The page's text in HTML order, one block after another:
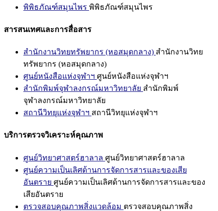
พิพิธภัณฑ์สมุนไพร พิพิธภัณฑ์สมุนไพร
สารสนเทศและการสื่อสาร
สำนักงานวิทยทรัพยากร (หอสมุดกลาง) สำนักงานวิทย
ทรัพยากร (หอสมุดกลาง)
ศูนย์หนังสือแห่งจุฬาฯ ศูนย์หนังสือแห่งจุฬาฯ
สำนักพิมพ์จุฬาลงกรณ์มหาวิทยาลัย สำนักพิมพ์
จุฬาลงกรณ์มหาวิทยาลัย
สถานีวิทยุแห่งจุฬาฯ สถานีวิทยุแห่งจุฬาฯ
บริการตรวจวิเคราะห์คุณภาพ
ศูนย์วิทยาศาสตร์ฮาลาล ศูนย์วิทยาศาสตร์ฮาลาล
ศูนย์ความเป็นเลิศด้านการจัดการสารและของเสีย
อันตราย ศูนย์ความเป็นเลิศด้านการจัดการสารและของ
เสียอันตราย
ตรวจสอบคุณภาพสิ่งแวดล้อม ตรวจสอบคุณภาพสิ่ง